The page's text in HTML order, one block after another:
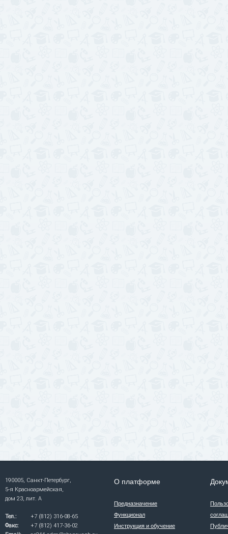
190005, Санкт-Петербург,
5-я Красноармейская,
дом 23, лит. А
Тел.:
+7 (812) 316-08-65
Факс:
+7 (812) 417-36-02
О платформе
Предназначение
Функционал
Инструкция и обучение